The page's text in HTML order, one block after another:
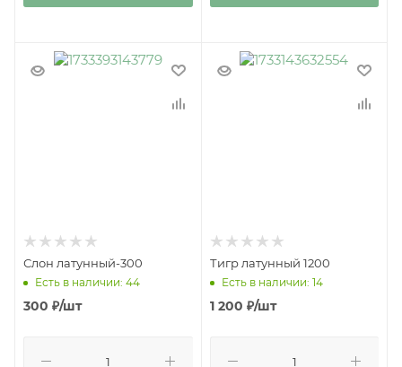
Слон латунный-300
Есть в наличии: 44
300 ₽/шт
Тигр латунный 1200
Есть в наличии: 14
1 200 ₽/шт